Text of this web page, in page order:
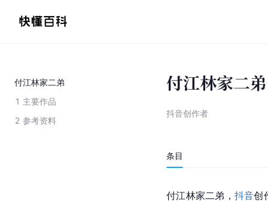
付江林家二弟
1 主要作品
2 参考资料
付江林家二弟
抖音创作者
条目
付江林家二弟， 抖音创